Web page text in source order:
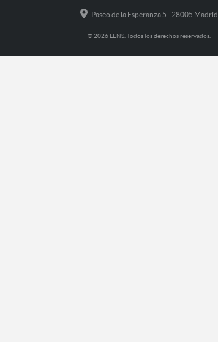
Paseo de la Esperanza 5 - 28005 Madrid
© 2026 LENS. Todos los derechos reservados.